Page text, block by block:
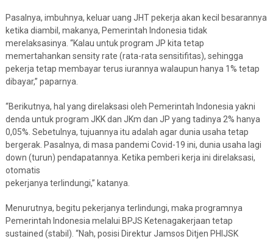
Pasalnya, imbuhnya, keluar uang JHT pekerja akan kecil besarannya
ketika diambil, makanya, Pemerintah Indonesia tidak
merelaksasinya. “Kalau untuk program JP kita tetap
memertahankan sensity rate (rata-rata sensitifitas), sehingga
pekerja tetap membayar terus iurannya walaupun hanya 1% tetap
dibayar,” paparnya.
“Berikutnya, hal yang direlaksasi oleh Pemerintah Indonesia yakni
denda untuk program JKK dan JKm dan JP yang tadinya 2% hanya
0,05%. Sebetulnya, tujuannya itu adalah agar dunia usaha tetap
bergerak. Pasalnya, di masa pandemi Covid-19 ini, dunia usaha lagi
down (turun) pendapatannya. Ketika pemberi kerja ini direlaksasi,
otomatis
pekerjanya terlindungi,” katanya.
Menurutnya, begitu pekerjanya terlindungi, maka programnya
Pemerintah Indonesia melalui BPJS Ketenagakerjaan tetap
sustained (stabil). “Nah, posisi Direktur Jamsos Ditjen PHIJSK